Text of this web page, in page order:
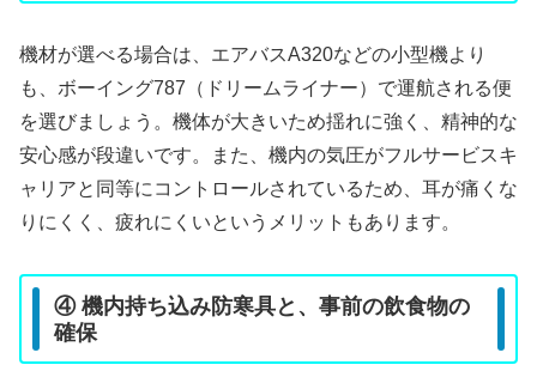
機材が選べる場合は、エアバスA320などの小型機より
も、ボーイング787（ドリームライナー）で運航される便
を選びましょう。機体が大きいため揺れに強く、精神的な
安心感が段違いです。また、機内の気圧がフルサービスキ
ャリアと同等にコントロールされているため、耳が痛くな
りにくく、疲れにくいというメリットもあります。
④ 機内持ち込み防寒具と、事前の飲食物の
確保